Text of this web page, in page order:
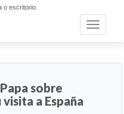
o escritorio
Toggle
sobre
a España